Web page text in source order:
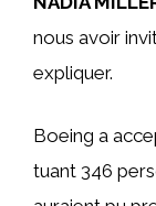
nous avoir
expliquer.
Boeing a
tuant 346